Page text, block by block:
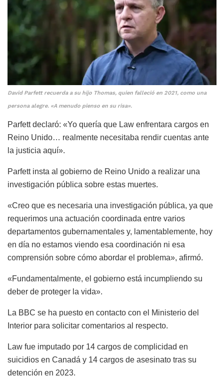
David Parfett recuerda a su hijo Thomas, quien falleció en 2021, como una
persona alegre. «A menudo pienso en su risa».
Parfett declaró: «Yo quería que Law enfrentara cargos en
Reino Unido… realmente necesitaba rendir cuentas ante
la justicia aquí».
Parfett insta al gobierno de Reino Unido a realizar una
investigación pública sobre estas muertes.
«Creo que es necesaria una investigación pública, ya que
requerimos una actuación coordinada entre varios
departamentos gubernamentales y, lamentablemente, hoy
en día no estamos viendo esa coordinación ni esa
comprensión sobre cómo abordar el problema», afirmó.
«Fundamentalmente, el gobierno está incumpliendo su
deber de proteger la vida».
La BBC se ha puesto en contacto con el Ministerio del
Interior para solicitar comentarios al respecto.
Law fue imputado por 14 cargos de complicidad en
suicidios en Canadá y 14 cargos de asesinato tras su
detención en 2023.